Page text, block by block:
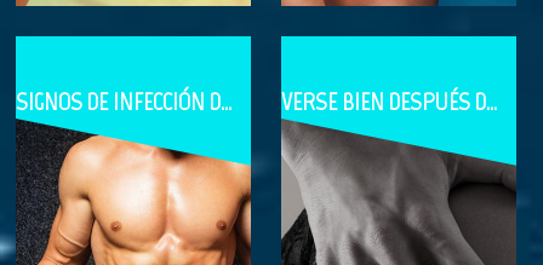
SIGNOS DE INFECCIÓN DESPUÉS DE LA CIRUGÍA PLÁSTICA VERSE BIEN DESPUÉS DE UN AUMENTO DE GLÚTEOS